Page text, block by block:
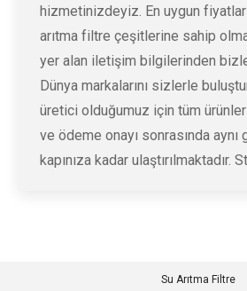
hizmetinizdeyiz. En uygun
arıtma filtre çeşitlerine sahip
yer alan iletişim bilgilerinden
Dünya markalarını sizlerle
üretici olduğumuz için tüm
ve ödeme onayı sonrasında aynı
kapınıza kadar ulaştırılmaktadır.
Su Arıtma Filtre